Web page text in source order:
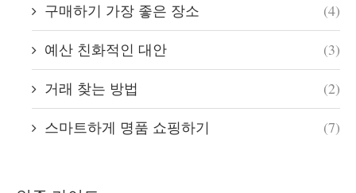
구매하기 가장 좋은 장소 (4)
예산 친화적인 대안 (3)
거래 찾는 방법 (2)
스마트하게 명품 쇼핑하기 (7)